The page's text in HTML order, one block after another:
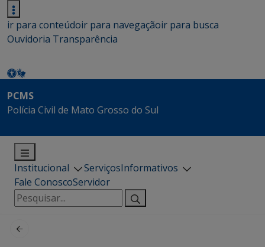
ir para conteúdoir para navegaçãoir para busca
Ouvidoria Transparência
PCMS
Polícia Civil de Mato Grosso do Sul
Institucional ServiçosInformativos
Fale ConoscoServidor
Pesquisar
por: